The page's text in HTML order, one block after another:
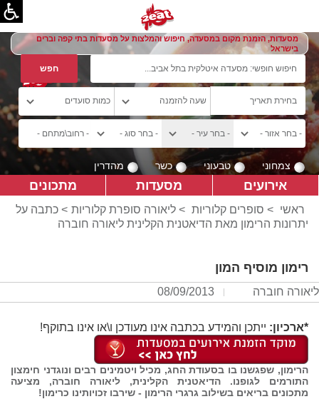
מסעדות, הזמנת מקום במסעדה, חיפוש והמלצות על מסעדות בתי קפה וברים
בישראל
צמחוני טבעוני כשר מהדרין
אירועים מסעדות מתכונים
ראשי > סופרים קלוריות > ליאורה סופרת קלוריות > כתבה על
יתרונות הרימון מאת הדיאטנית הקלינית ליאורה חוברה
רימון מוסיף המון
ליאורה חוברה 08/09/2013
*ארכיון: ייתכן והמידע בכתבה אינו מעודכן ו\או אינו בתוקף!
הרימון, שפגשנו בו בסעודת החג, מכיל ויטמינים רבים ונוגדני חימצון
התורמים לגופנו. הדיאטנית הקלינית, ליאורה חוברה, מציעה
מתכונים בריאים בשילוב גרגרי הרימון - שירבו זכויותינו כרימון!